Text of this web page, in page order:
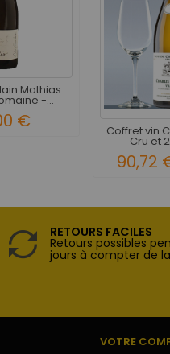
Mathias
-...
€ Coffret vin
Cru et
90,72
RETOURS FACILES
Retours possibles
jours à compter de
VOTRE